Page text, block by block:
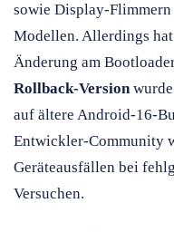
sowie Display-
Modellen. Allerdings
Änderung am
Rollback-Versionwurde
auf ältere Android-16-
Entwickler-Community
Geräteausfällen bei
Versuchen.